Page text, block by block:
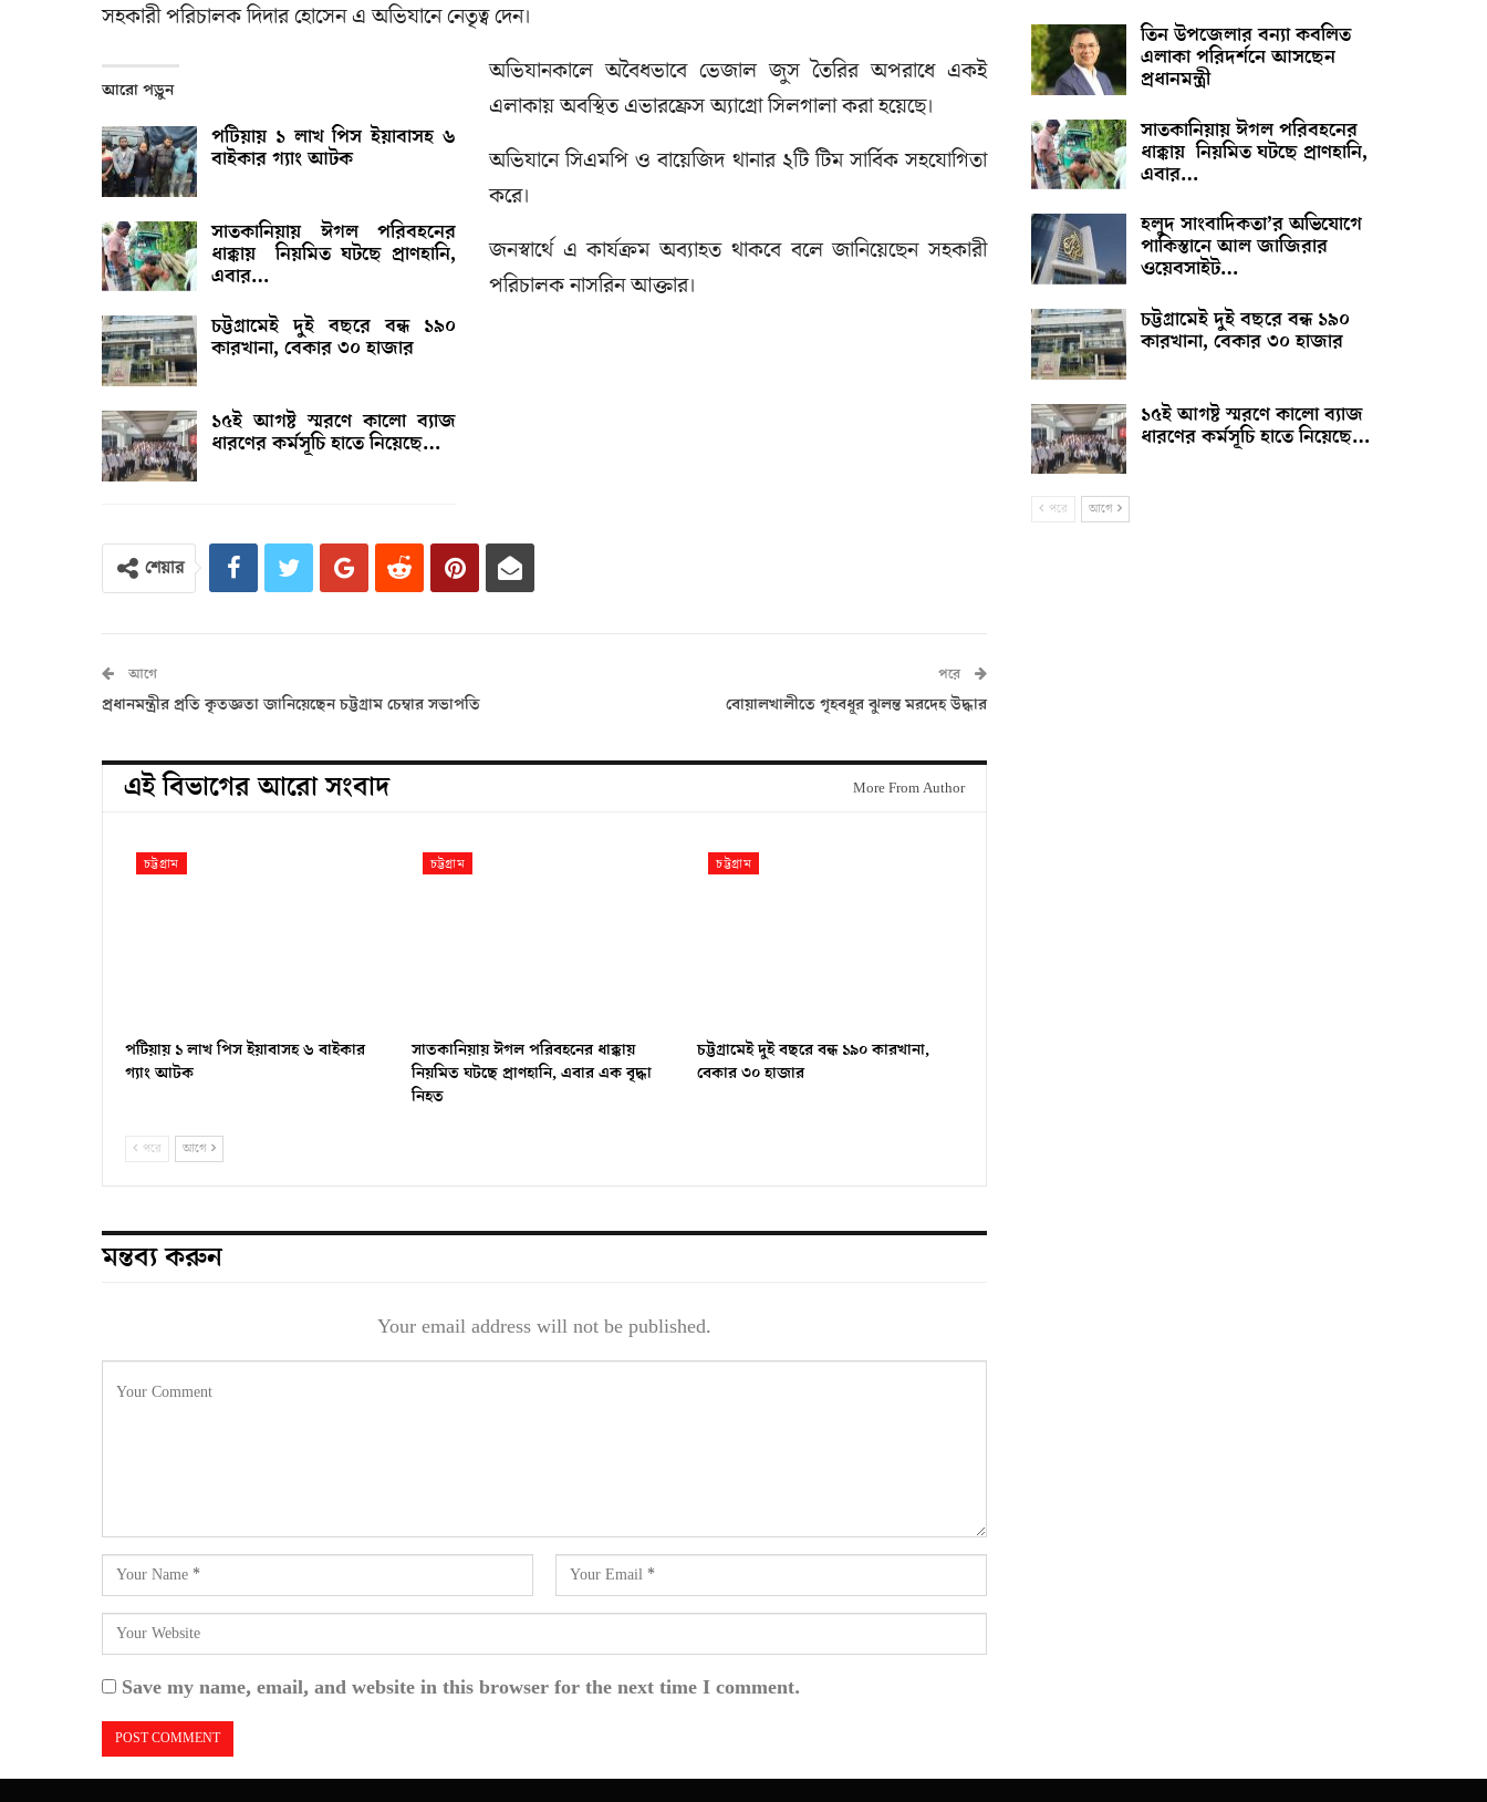
সহকারী পরিচালক দিদার হোসেন এ অভিযানে নেতৃত্ব দেন।
আরো পড়ুন
পটিয়ায় ১ লাখ পিস ইয়াবাসহ ৬
বাইকার গ্যাং আটক
সাতকানিয়ায় ঈগল পরিবহনের
ধাক্কায় নিয়মিত ঘটছে প্রাণহানি,
এবার…
চট্টগ্রামেই দুই বছরে বন্ধ ১৯০
কারখানা, বেকার ৩০ হাজার
১৫ই আগষ্ট স্মরণে কালো ব্যাজ
ধারণের কর্মসূচি হাতে নিয়েছে…
অভিযানকালে অবৈধভাবে ভেজাল জুস তৈরির অপরাধে একই
এলাকায় অবস্থিত এভারফ্রেস অ্যাগ্রো সিলগালা করা হয়েছে।
অ‌ভিযা‌নে সিএমপি ও বায়েজিদ থানার ২টি টিম সা‌র্বিক সহ‌যো‌গিতা
ক‌রে।
জনস্বা‌র্থে এ কার্যক্রম অব্যাহত থাকবে বলে জানিয়েছেন সহকারী
পরিচালক নাসরিন আক্তার।
শেয়ার
আগে
প্রধানমন্ত্রীর প্রতি কৃতজ্ঞতা জানিয়েছেন চট্টগ্রাম চেম্বার সভাপতি
পরে
বোয়ালখালীতে গৃহবধূর ঝুলন্ত মরদেহ উদ্ধার
এই বিভাগের আরো সংবাদ More From Author
চট্টগ্রাম
পটিয়ায় ১ লাখ পিস ইয়াবাসহ ৬ বাইকার
গ্যাং আটক
চট্টগ্রাম
সাতকানিয়ায় ঈগল পরিবহনের ধাক্কায়
নিয়মিত ঘটছে প্রাণহানি, এবার এক বৃদ্ধা
নিহত
চট্টগ্রাম
চট্টগ্রামেই দুই বছরে বন্ধ ১৯০ কারখানা,
বেকার ৩০ হাজার
পরে আগে
মন্তব্য করুন
Your email address will not be published.
Save my name, email, and website in this browser for the next time I comment.
তিন উপজেলার বন্যা কবলিত
এলাকা পরিদর্শনে আসছেন
প্রধানমন্ত্রী
সাতকানিয়ায় ঈগল পরিবহনের
ধাক্কায় নিয়মিত ঘটছে প্রাণহানি,
এবার…
হলুদ সাংবাদিকতা’র অভিযোগে
পাকিস্তানে আল জাজিরার
ওয়েবসাইট…
চট্টগ্রামেই দুই বছরে বন্ধ ১৯০
কারখানা, বেকার ৩০ হাজার
১৫ই আগষ্ট স্মরণে কালো ব্যাজ
ধারণের কর্মসূচি হাতে নিয়েছে…
পরে আগে